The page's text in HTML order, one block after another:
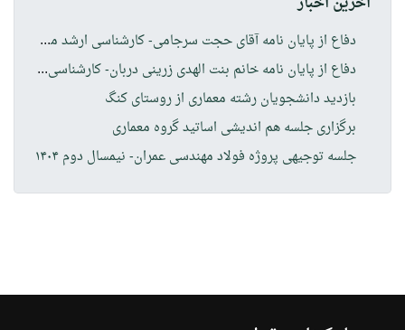
دفا
ع از پایان نامه آقای حجت سرجامی- کارشناسی ارشد مهندسی معماری
دفا
ع از پایان نامه خانم بنت الهدی زرینی دربان- کارشناسی ارشد مهندسی معماری
بازدید دانشجویان رشته معماری از روستای کنگ
برگزاری جلسه هم اندیشی اساتید گروه معماری
جلسه توجیهی پروژه فولاد مهندسی عمران- نیمسال دوم ۱۴۰۴